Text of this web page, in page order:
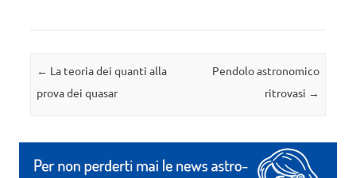
Navigazione articolo
← La teoria dei quanti alla
prova dei quasar
Pendolo astronomico
ritrovasi →